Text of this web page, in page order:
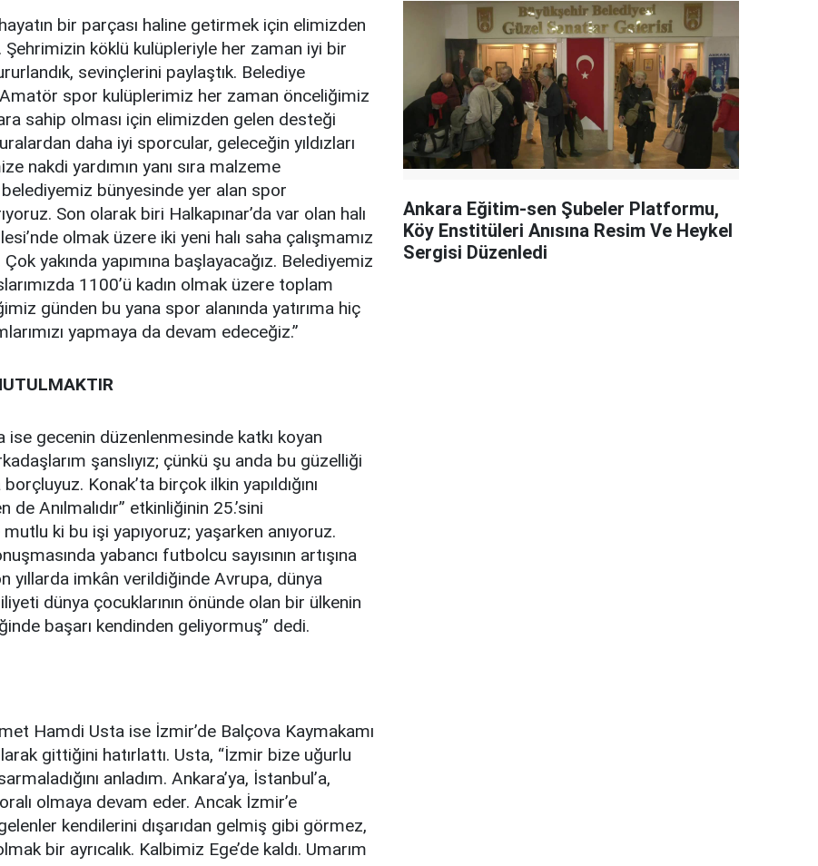
bir parçası haline getirmek için elimizden
köklü kulüpleriyle her zaman iyi bir
sevinçlerini paylaştık. Belediye
spor kulüplerimiz her zaman önceliğimiz
sahip olması için elimizden gelen desteği
daha iyi sporcular, geleceğin yıldızları
nakdi yardımın yanı sıra malzeme
belediyemiz bünyesinde yer alan spor
Son olarak biri Halkapınar’da var olan halı
olmak üzere iki yeni halı saha çalışmamız
yakında yapımına başlayacağız. Belediyemiz
1100’ü kadın olmak üzere toplam
günden bu yana spor alanında yatırıma hiç
yapmaya da devam edeceğiz.”
ise gecenin düzenlenmesinde katkı koyan
şanslıyız; çünkü şu anda bu güzelliği
Konak’ta birçok ilkin yapıldığını
Anılmalıdır” etkinliğinin 25.’sini
ki bu işi yapıyoruz; yaşarken anıyoruz.
yabancı futbolcu sayısının artışına
yıllarda imkân verildiğinde Avrupa, dünya
dünya çocuklarının önünde olan bir ülkenin
başarı kendinden geliyormuş” dedi.
Hamdi Usta ise İzmir’de Balçova Kaymakamı
gittiğini hatırlattı. Usta, “İzmir bize uğurlu
anladım. Ankara’ya, İstanbul’a,
olmaya devam eder. Ancak İzmir’e
kendilerini dışarıdan gelmiş gibi görmez,
bir ayrıcalık. Kalbimiz Ege’de kaldı. Umarım
Ankara Eğitim-sen Şubeler Platformu,
Köy Enstitüleri Anısına Resim Ve Heykel
Sergisi Düzenledi